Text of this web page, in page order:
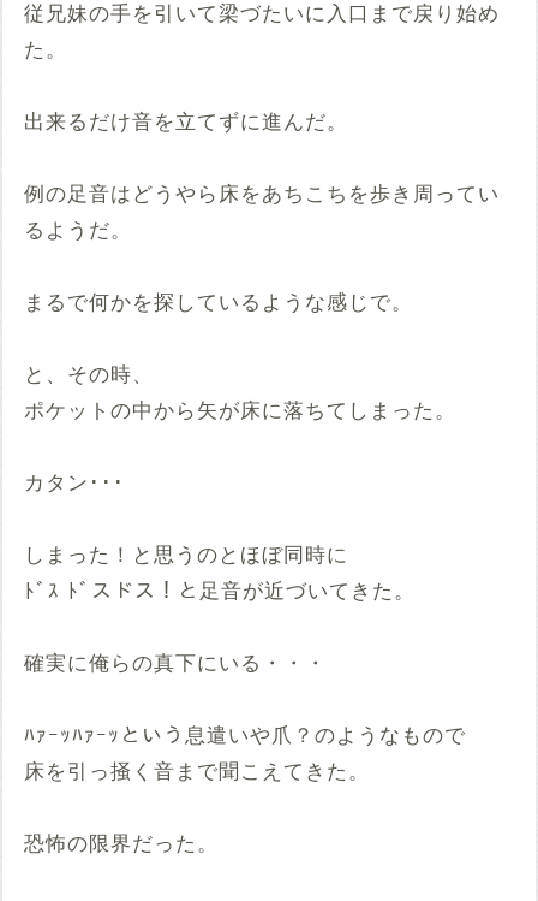
従兄妹の手を引いて梁づたいに入口まで戻り始め
た。
出来るだけ音を立てずに進んだ。
例の足音はどうやら床をあちこちを歩き周ってい
るようだ。
まるで何かを探しているような感じで。
と、その時、
ポケットの中から矢が床に落ちてしまった。
カタン･･･
しまった！と思うのとほぼ同時に
ﾄﾞｽ ﾄﾞスドス！と足音が近づいてきた。
確実に俺らの真下にいる・・・
ﾊｧｰｯﾊｧｰｯという息遣いや爪？のようなもので
床を引っ掻く音まで聞こえてきた。
恐怖の限界だった。